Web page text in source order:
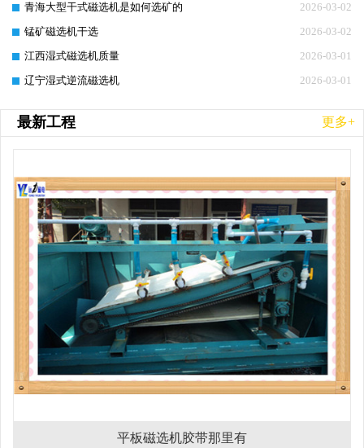
2026-03-02
青海大型干式磁选机是如何选矿的
2026-03-02
锰矿磁选机干选
2026-03-01
江西湿式磁选机质量
2026-03-01
辽宁湿式逆流磁选机
最新工程 更多+
平板磁选机胶带那里有